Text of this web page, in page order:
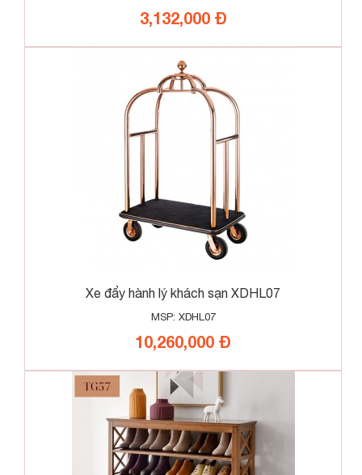
3,132,000 Đ
Xe đẩy hành lý khách sạn XDHL07
MSP: XDHL07
10,260,000 Đ